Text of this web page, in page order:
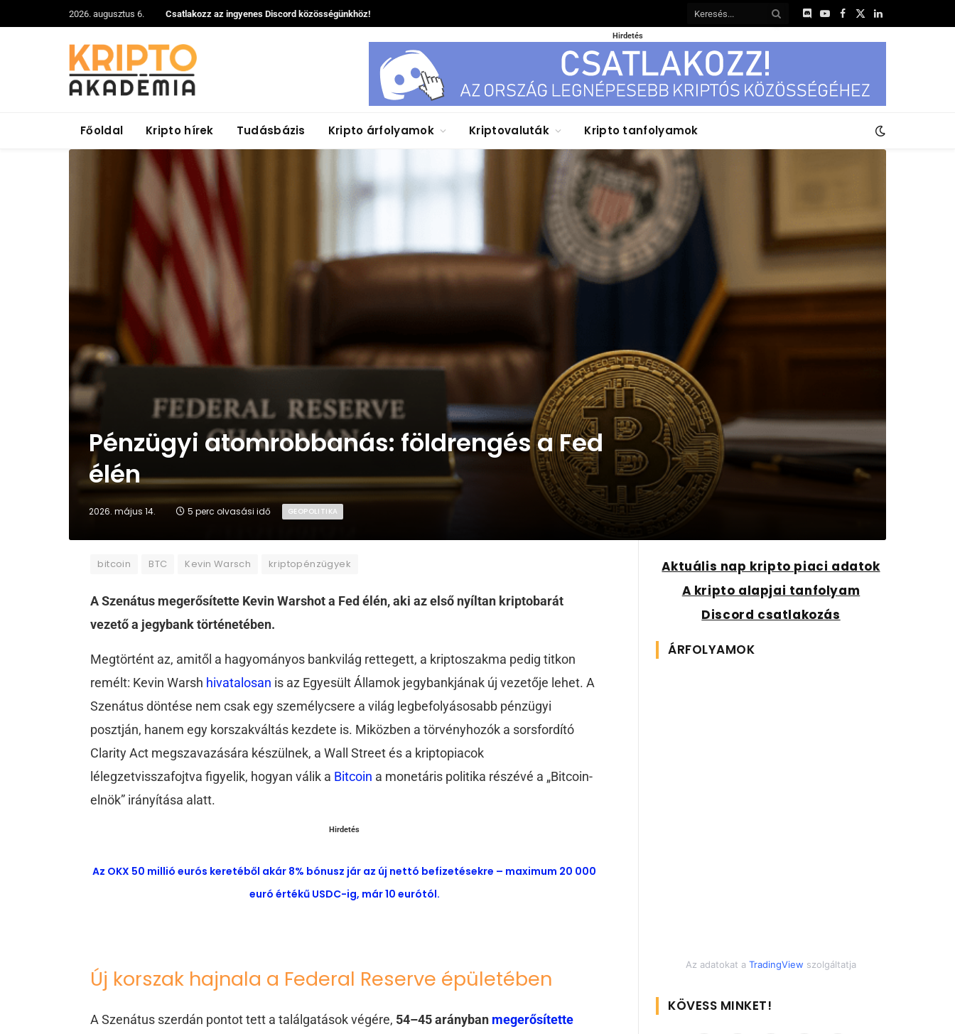
2026. augusztus 6. Csatlakozz az ingyenes Discord közösségünkhöz!
DiscordYouTube
Facebook
X
LinkedIn
Hirdetés
Főoldal Kripto hírek Tudásbázis Kripto árfolyamok Kriptovaluták Kripto tanfolyamok
Pénzügyi atomrobbanás: földrengés a Fed
élén
2026. május 14. 5 perc olvasási idő GEOPOLITIKA
bitcoin BTC Kevin Warsch kriptopénzügyek
A Szenátus megerősítette Kevin Warshot a Fed élén, aki az első nyíltan kriptobarát
vezető a jegybank történetében.
Megtörtént az, amitől a hagyományos bankvilág rettegett, a kriptoszakma pedig titkon
remélt: Kevin Warsh hivatalosan is az Egyesült Államok jegybankjának új vezetője lehet. A
Szenátus döntése nem csak egy személycsere a világ legbefolyásosabb pénzügyi
posztján, hanem egy korszakváltás kezdete is. Miközben a törvényhozók a sorsfordító
Clarity Act megszavazására készülnek, a Wall Street és a kriptopiacok
lélegzetvisszafojtva figyelik, hogyan válik a Bitcoin a monetáris politika részévé a „Bitcoin-
elnök” irányítása alatt.
Hirdetés
Az OKX 50 millió eurós keretéből akár 8% bónusz jár az új nettó befizetésekre – maximum 20 000
euró értékű USDC-ig, már 10 eurótól.
Új korszak hajnala a Federal Reserve épületében
A Szenátus szerdán pontot tett a találgatások végére, 54–45 arányban megerősítette
Aktuális nap kripto piaci adatok
A kripto alapjai tanfolyam
Discord csatlakozás
ÁRFOLYAMOK
Az adatokat a TradingView szolgáltatja
KÖVESS MINKET!